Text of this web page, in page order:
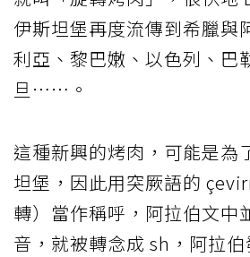
伊斯坦堡再度流傳到希臘與
利亞、黎巴嫩、以色列、巴
旦⋯⋯。
這種新興的烤肉，可能是為
坦堡，因此用突厥語的
轉）當作稱呼，阿拉伯文中
音，就被轉念成 sh，阿拉